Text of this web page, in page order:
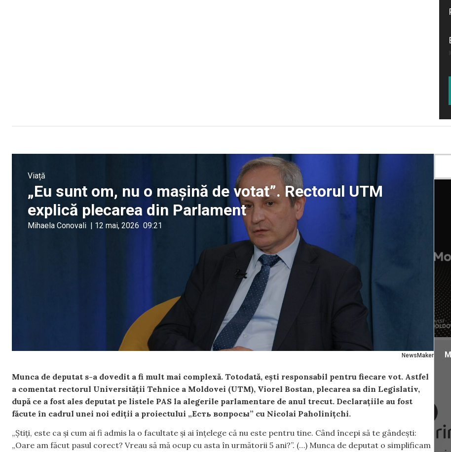
NewsMaker
Viață
„Eu sunt om, nu o mașină de votat”. Rectorul UTM
explică plecarea din Parlament
Mihaela Conovali | 12 mai, 2026 09:21
Munca de deputat s-a dovedit a fi mult mai complexă. Totodată, ești responsabil pentru fiecare vot. Astfel
a comentat rectorul Universității Tehnice a Moldovei (UTM), Viorel Bostan, plecarea sa din Legislativ,
după ce a fost ales deputat pe listele PAS la alegerile parlamentare de anul trecut. Declarațiile au fost
făcute în cadrul unei noi ediții a proiectului „Есть вопросы” cu Nicolai Paholinițchi.
„Știți, este ca și cum ai fi admis la o facultate și ai înțelege că nu este pentru tine. Când începi să te gândești:
„Oare am făcut pasul corect? Vreau să mă ocup cu asta în următorii 5 ani?”. (…) Munca de deputat o simplificam